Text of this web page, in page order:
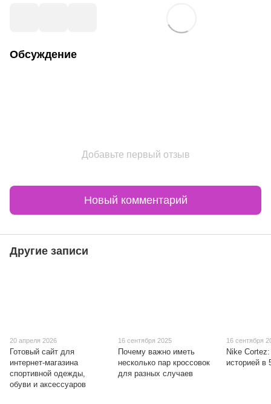
Обсуждение
Добавьте первый отзыв
Новый комментарий
Другие записи
20 апреля 2026
Готовый сайт для
интернет-магазина
спортивной одежды,
обуви и аксессуаров
16 сентября 2025
Почему важно иметь
несколько пар кроссовок
для разных случаев
16 сентября
Nike
историей в